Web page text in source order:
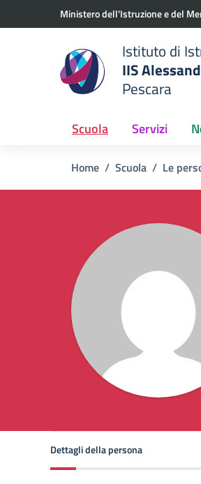
Vai ai contenuti
Vai al menu di navigazioneMinistero dell'Istruzione e del
scuola
Istituto di
IIS
Pescara
Scuola Servizi
Home Scuola Le
Dettagli della persona